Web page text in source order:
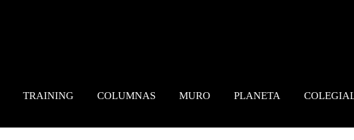
TRAINING COLUMNAS MURO PLANETA